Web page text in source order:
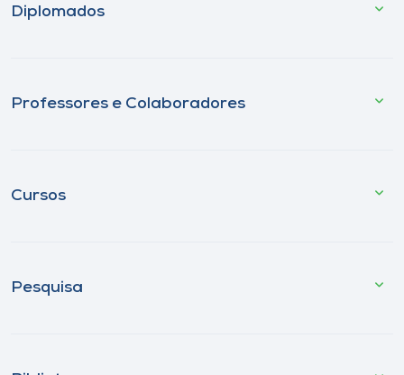
Diplomados
Professores e Colaboradores
Cursos
Pesquisa